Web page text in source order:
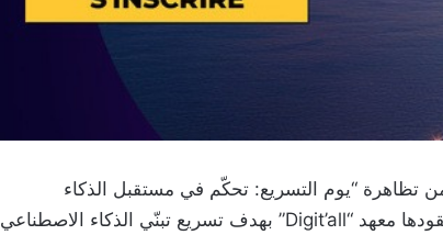
تظاهرة “يوم التسريع: تحكّم في مستقبل الذكاء
الاصطناعي”، وذلك يوم 22 ماي الجاري، في مبادرة يقودها معهد “Digit’all” بهدف تسريع تبنّي الذكاء الاصطناعي